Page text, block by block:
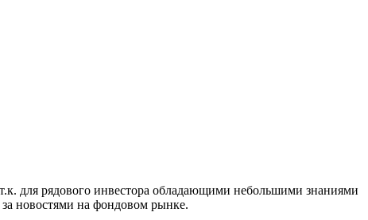
для рядового инвестора обладающими небольшими знаниями
новостями на фондовом рынке.